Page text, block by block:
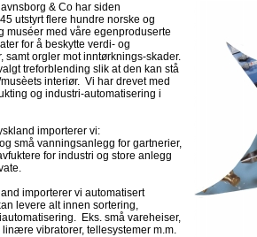
& Co har siden
utstyrt flere hundre norske og
muséer med våre egenproduserte
for å beskytte verdi- og
samt orgler mot inntørknings-skader.
treforblending slik at den kan stå
interiør. Vi har drevet med
og industri-automatisering i
importerer vi:
små vanningsanlegg for gartnerier,
for industri og store anlegg
importerer vi automatisert
levere alt innen sortering,
Eks. små vareheiser,
vibratorer, tellesystemer m.m.